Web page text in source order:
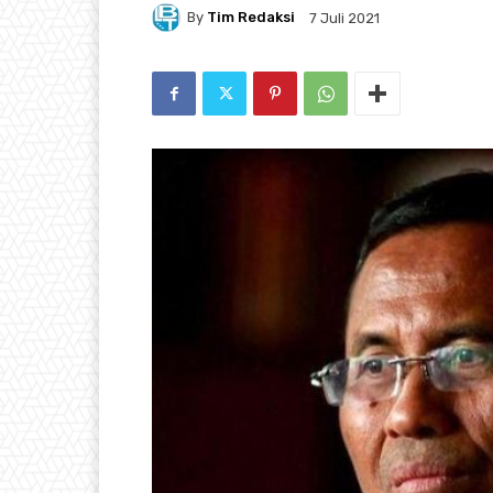
By Tim Redaksi 7 Juli 2021